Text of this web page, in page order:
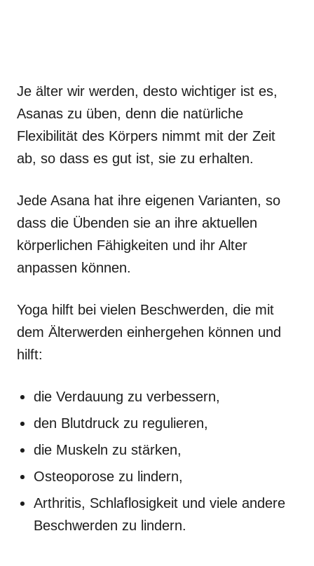
Je älter wir werden, desto wichtiger ist es,
Asanas zu üben, denn die natürliche
Flexibilität des Körpers nimmt mit der Zeit
ab, so dass es gut ist, sie zu erhalten.
Jede Asana hat ihre eigenen Varianten, so
dass die Übenden sie an ihre aktuellen
körperlichen Fähigkeiten und ihr Alter
anpassen können.
Yoga hilft bei vielen Beschwerden, die mit
dem Älterwerden einhergehen können und
hilft:
die Verdauung zu verbessern,
den Blutdruck zu regulieren,
die Muskeln zu stärken,
Osteoporose zu lindern,
Arthritis, Schlaflosigkeit und viele andere
Beschwerden zu lindern.